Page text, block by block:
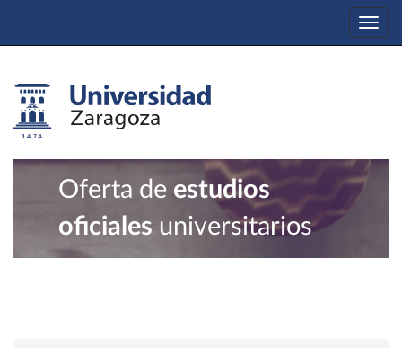
Oferta de estudios
oficiales universitarios